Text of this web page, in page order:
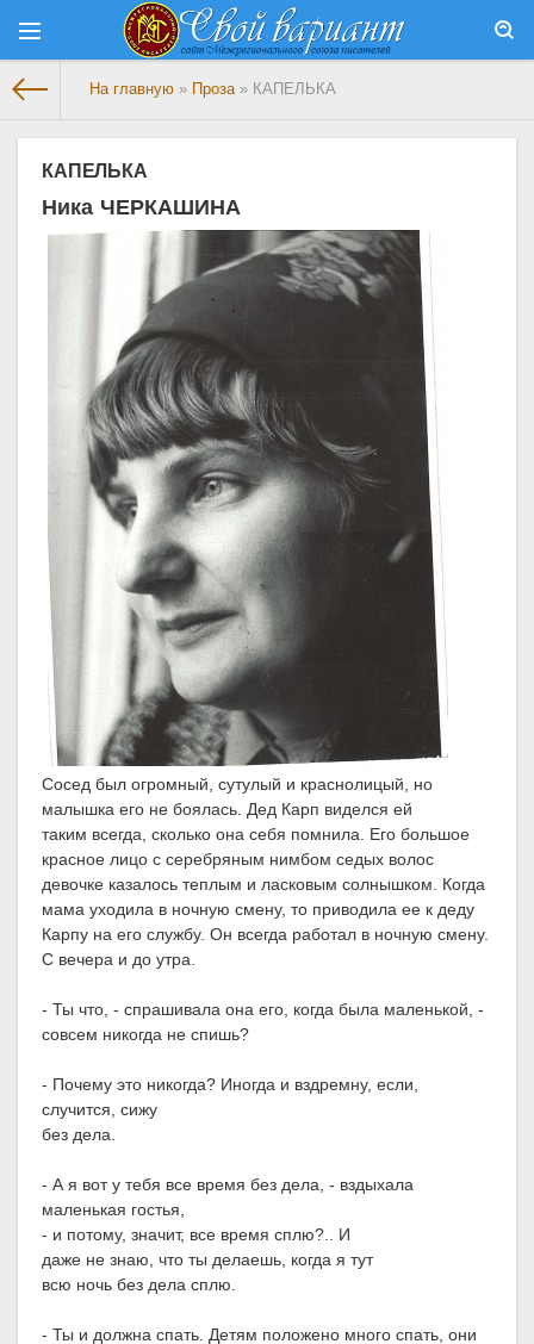
На главную » Проза» КАПЕЛЬКА
КАПЕЛЬКА
Ника ЧЕРКАШИНА
Сосед был огромный, сутулый и краснолицый, но
малышка его не боялась. Дед Карп виделся ей
таким всегда, сколько она себя помнила. Его большое
красное лицо с серебряным нимбом седых волос
девочке казалось теплым и ласковым солнышком. Когда
мама уходила в ночную смену, то приводила ее к деду
Карпу на его службу. Он всегда работал в ночную смену.
С вечера и до утра.
- Ты что, - спрашивала она его, когда была маленькой, -
совсем никогда не спишь?
- Почему это никогда? Иногда и вздремну, если,
случится, сижу
без дела.
- А я вот у тебя все время без дела, - вздыхала
маленькая гостья,
- и потому, значит, все время сплю?.. И
даже не знаю, что ты делаешь, когда я тут
всю ночь без дела сплю.
- Ты и должна спать. Детям положено много спать, они